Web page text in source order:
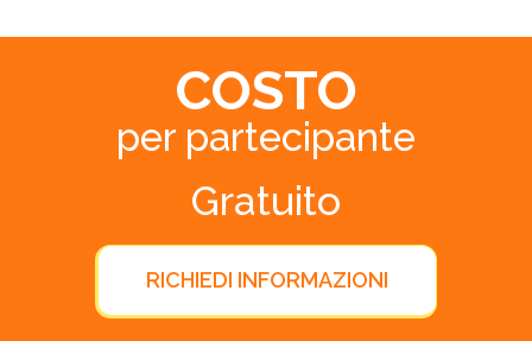
COSTO
per partecipante
Gratuito
RICHIEDI INFORMAZIONI